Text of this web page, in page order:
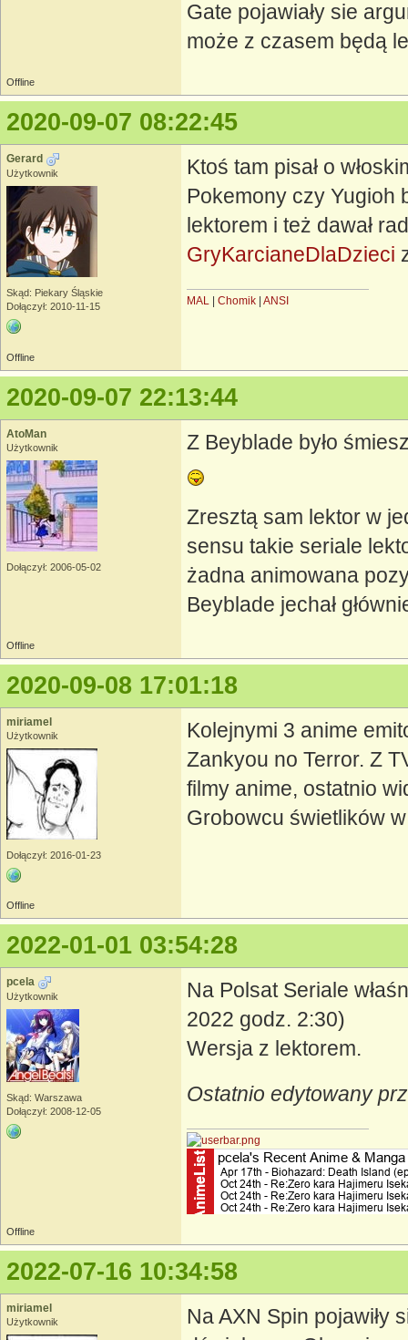
Gate pojawiały sie
może z czasem będą
Offline
2020-09-07 08:22:45
Gerard
Użytkownik
Skąd: Piekary Śląskie
Dołączył: 2010-11-15
Ktoś tam pisał o
Pokemony czy Yugioh
lektorem i też dawał
GryKarcianeDlaDzieci
MAL Chomik ANSI
Offline
2020-09-07 22:13:44
AtoMan
Użytkownik
Dołączył: 2006-05-02
Z Beyblade było
Zresztą sam lektor w
sensu takie seriale
żadna animowana
Beyblade jechał
Offline
2020-09-08 17:01:18
miriamel
Użytkownik
Dołączył: 2016-01-23
Kolejnymi 3 anime
Zankyou no Terror. Z
filmy anime, ostatnio
Grobowcu świetlików
Offline
2022-01-01 03:54:28
pcela
Użytkownik
Skąd: Warszawa
Dołączył: 2008-12-05
Na Polsat Seriale
2022 godz. 2:30)
Wersja z lektorem.
Ostatnio edytowany
Offline
2022-07-16 10:34:58
miriamel
Użytkownik
Na AXN Spin pojawiły